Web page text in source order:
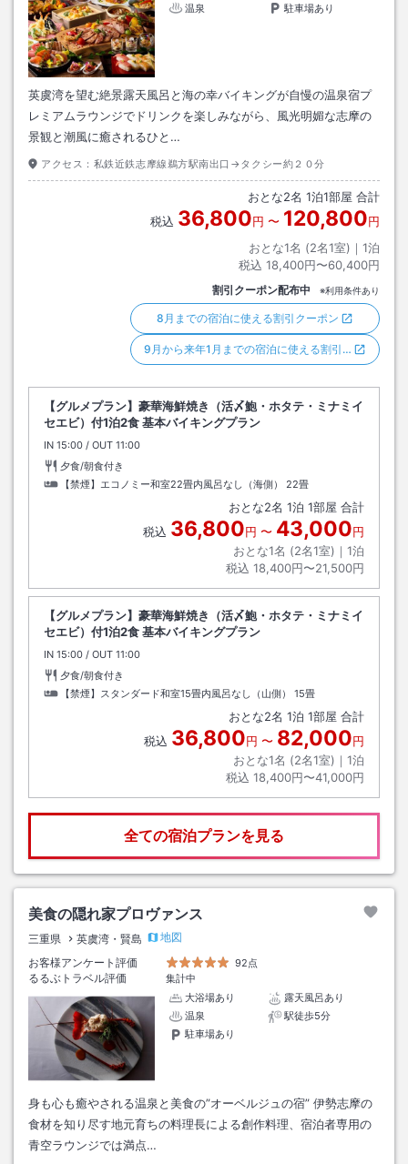
温泉
駐車場あり
英虞湾を望む絶景露天風呂と海の幸バイキングが自慢の温泉宿プ
レミアムラウンジでドリンクを楽しみながら、風光明媚な志摩の
景観と潮風に癒されるひと…
アクセス： 私鉄近鉄志摩線鵜方駅南出口→タクシー約２０分
おとな2名 1泊1部屋 合計
税込 36,800円 〜 120,800円
おとな1名 (2名1室)｜ 1泊
税込 18,400円〜60,400円
割引クーポン配布中 ※利用条件あり
8月までの宿泊に使える割引クーポン
9月から来年1月までの宿泊に使える割引…
【グルメプラン】豪華海鮮焼き（活〆鮑・ホタテ・ミナミイ
セエビ）付1泊2食 基本バイキングプラン
IN チェックイン
15:00 / OUT チェックアウト
11:00
夕食/朝食付き
【禁煙】エコノミー和室22畳内風呂なし（海側）
22畳
おとな2名 1泊 1部屋 合計
税込 36,800円 〜 43,000円
おとな1名 (2名1室)｜ 1泊
税込 18,400円〜21,500円
【グルメプラン】豪華海鮮焼き（活〆鮑・ホタテ・ミナミイ
セエビ）付1泊2食 基本バイキングプラン
IN チェックイン
15:00 / OUT チェックアウト
11:00
夕食/朝食付き
【禁煙】スタンダード和室15畳内風呂なし（山側）
15畳
おとな2名 1泊 1部屋 合計
税込 36,800円 〜 82,000円
おとな1名 (2名1室)｜ 1泊
税込 18,400円〜41,000円
全ての宿泊プランを見る
美食の隠れ家プロヴァンス
三重県 英虞湾・賢島
地図
お客様アンケート評価
92点
るるぶトラベル評価
集計中
大浴場あり
露天風呂あり
温泉
駅徒歩5分
駐車場あり
身も心も癒やされる温泉と美食の”オーベルジュの宿” 伊勢志摩の
食材を知り尽す地元育ちの料理長による創作料理、宿泊者専用の
青空ラウンジでは満点…